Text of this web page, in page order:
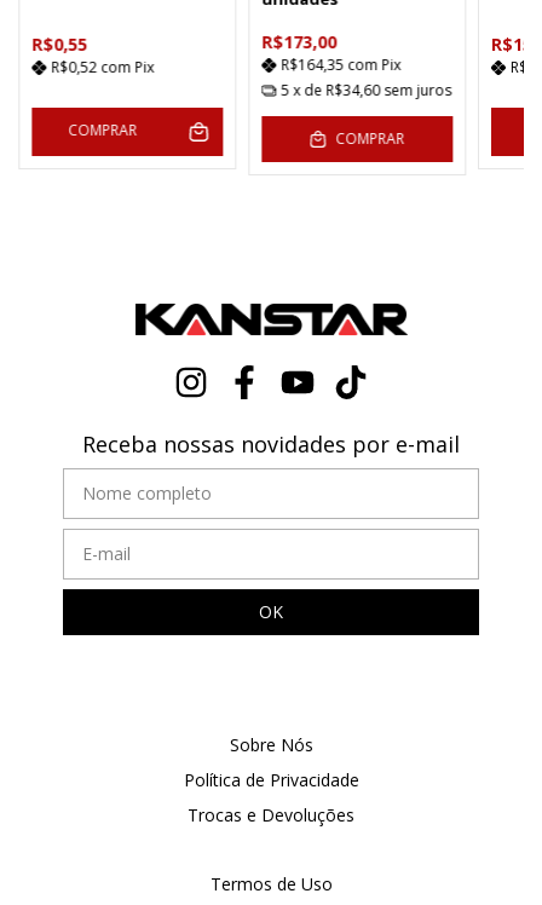
R$0,55
R$0,52 com Pix
COMPRAR
R$173,00
R$164,35 com Pix
5x de R$34,60 sem juros
COMPRAR
Receba nossas novidades por e-mail
Sobre Nós
Política de Privacidade
Trocas e Devoluções
Termos de Uso